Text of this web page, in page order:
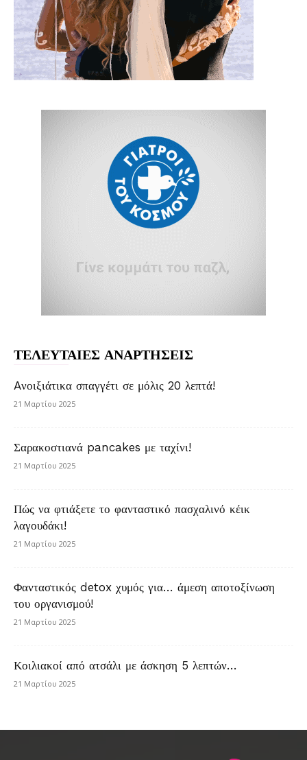
ΤΕΛΕΥΤΑΙΕΣ ΑΝΑΡΤΗΣΕΙΣ
Aνοιξιάτικα σπαγγέτι σε μόλις 20 λεπτά!
21 Μαρτίου 2025
Σαρακοστιανά pancakes με ταχίνι!
21 Μαρτίου 2025
Πώς να φτιάξετε το φανταστικό πασχαλινό κέικ
λαγουδάκι!
21 Μαρτίου 2025
Φανταστικός detox χυμός για… άμεση αποτοξίνωση
του οργανισμού!
21 Μαρτίου 2025
Κοιλιακοί από ατσάλι με άσκηση 5 λεπτών…
21 Μαρτίου 2025